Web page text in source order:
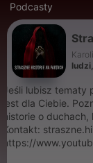
Podcasty
Jeśli lubisz tematy
jest dla Ciebie.
historie o
Kontakt:
https://
Facebook: https://